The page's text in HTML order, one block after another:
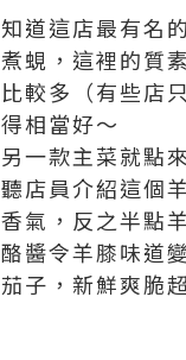
知道這店最有名
煮蜆，這裡的質
比較多（有些店
得相當好～
另一款主菜就點
聽店員介紹這個
香氣，反之半點
酪醬令羊膝味道
茄子，新鮮爽脆